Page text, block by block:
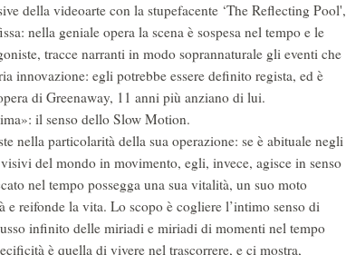
della videoarte con la stupefacente ‘The Reflecting Pool',
nella geniale opera la scena è sospesa nel tempo e le
tracce narranti in modo soprannaturale gli eventi che
innovazione: egli potrebbe essere definito regista, ed è
di Greenaway, 11 anni più anziano di lui.
il senso dello Slow Motion.
nella particolarità della sua operazione: se è abituale negli
del mondo in movimento, egli, invece, agisce in senso
nel tempo possegga una sua vitalità, un suo moto
reifonde la vita. Lo scopo è cogliere l’intimo senso di
infinito delle miriadi e miriadi di momenti nel tempo
è quella di vivere nel trascorrere, e ci mostra,